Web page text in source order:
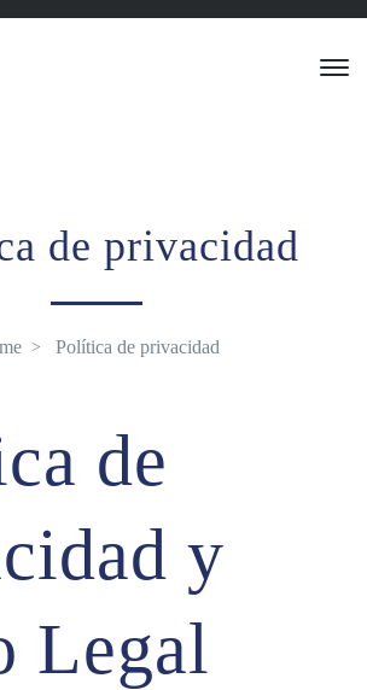
de privacidad
Política de privacidad
de
y
Legal